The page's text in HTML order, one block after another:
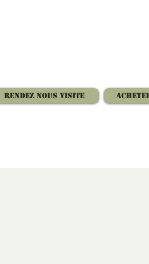
Rendez nous visite